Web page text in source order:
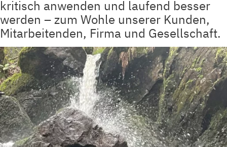
kritisch anwenden und laufend besser
werden – zum Wohle unserer Kunden,
Mitarbeitenden, Firma und Gesellschaft.